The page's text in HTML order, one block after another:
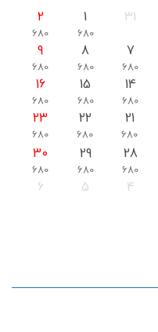
31
1
680
2
680
7
680
8
680
9
680
14
680
15
680
16
680
21
680
22
680
23
680
28
680
29
680
30
680
4
5
6